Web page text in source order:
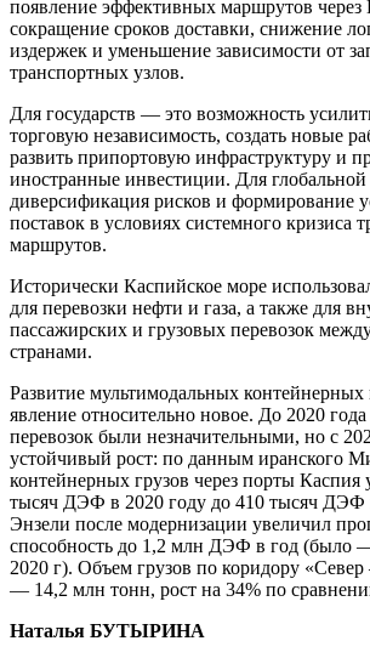
появление эффективных маршрутов через
сокращение сроков доставки, снижение
издержек и уменьшение зависимости от
транспортных узлов.
Для государств — это возможность
торговую независимость, создать новые
развить припортовую инфраструктуру и
иностранные инвестиции. Для
диверсификация рисков и формирование
поставок в условиях системного кризиса
маршрутов.
Исторически Каспийское море
для перевозки нефти и газа, а также для
пассажирских и грузовых перевозок
странами.
Развитие мультимодальных
явление относительно новое. До 2020
перевозок были незначительными, но с
устойчивый рост: по данным иранского
контейнерных грузов через порты Каспия
тысяч ДЭФ в 2020 году до 410 тысяч ДЭФ
Энзели после модернизации увеличил
способность до 1,2 млн ДЭФ в год (было
2020 г). Объем грузов по коридору
— 14,2 млн тонн, рост на 34% по
Наталья БУТЫРИНА